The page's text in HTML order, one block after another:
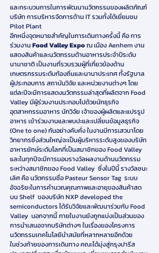
และกระบวนการในการพัฒนานวัตกรรมของผลิตภัณฑ์
บริษัท การบริหารจัดการด้าน IT รวมทั้งได้เยี่ยมชม
Pilot Plant
อีกหนึ่งจุดหมายสำคัญในการเดินทางครั้งนี้ คือ การ
ร่วมงาน Food Valley Expoณ เมือง Aenhem งาน
แสดงสินค้าและนวัตกรรมด้านอาหารประจำปีระดับ
นานาชาติ เป็นงานที่รวบรวมผู้ที่เกี่ยวข้องด้าน
เกษตรกรรมระดับท้องถิ่นและนานาประเทศ ทั้งรัฐบาล
ผู้ประกอบการ สถาบันวิจัย และหน่วยงานต่างๆ โดย
แต่ละปีจะมีการแสดงนวัตกรรมล่าสุดที่ผลิตจาก Food
Valley มีผู้ร่วมงานประกอบไปด้วยนักธุรกิจ
อุตสาหกรรมอาหาร นักวิจัย เจ้าของผู้ผลิตและแปรรูป
อาหาร เข้าร่วมงานและพบปะและเปลี่ยนข้อมูลธุรกิจ
(One to one) กันอย่างคับคั่ง ในงานมีการเสวนาโดย
วิทยากรซึ่งส่วนใหญ่จะเป็นผู้บริหารระดับสูงของบริษัท
อาหารยักษ์ระดับโลกที่เป็นสมาชิกของ Food Valley
และในทุกปีจะมีการมอบรางวัลผลงานด้านนวัตกรรม
ระหว่างสมาชิกของ Food Valley ซึ่งในปีนี้ รางวัลชนะ
เลิศ คือ นวัตกรรมชื่อ Pasteur Sensor Tag ระบบ
อัจฉริยะในการคำนวณคุณภาพและอายุของสินค้าสด
บน Shelf ของบริษัท NXP developed the
semiconductors ได้รับวิจัยและพัฒนาร่วมกับ Food
Valley นอกจากนี้ ภายในงานยังถูกแบ่งเป็นส่วนของ
การนำเสนอจากบริษัทต่างๆ ในเรื่องของโครงการ
นวัตกรรมเทคโนโลยีนำสมัยที่หลากหลายอีกด้วย
ในช่วงท้ายของการเดินทาง คณะได้มุ่งสู่กรุงปารีส